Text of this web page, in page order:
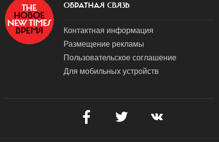
ОБРАТНАЯ СВЯЗЬ
Контактная информация
Размещение рекламы
Пользовательское соглашение
Для мобильных устройств